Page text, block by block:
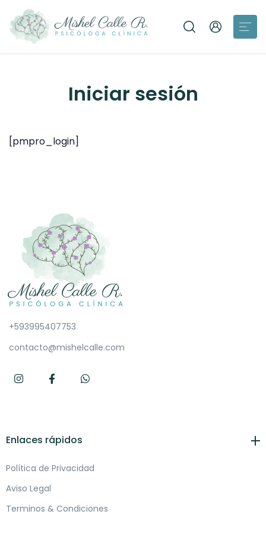
Iniciar sesión
[pmpro_login]
+593995407753
contacto@mishelcalle.com
Enlaces rápidos
Política de Privacidad
Aviso Legal
Terminos & Condiciones